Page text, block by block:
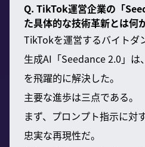
Q. TikTok運営企業の「
た具体的な技術革新とは何
TikTokを運営するバイトダ
生成AI「Seedance 2.0」は
を飛躍的に解決した。
主要な進歩は三点である。
まず、プロンプト指示に対
忠実な再現性だ。